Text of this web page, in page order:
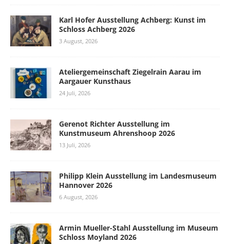
Karl Hofer Ausstellung Achberg: Kunst im
Schloss Achberg 2026
3 August, 2026
Ateliergemeinschaft Ziegelrain Aarau im
Aargauer Kunsthaus
24 Juli, 2026
Gerenot Richter Ausstellung im
Kunstmuseum Ahrenshoop 2026
13 Juli, 2026
Philipp Klein Ausstellung im Landesmuseum
Hannover 2026
6 August, 2026
Armin Mueller-Stahl Ausstellung im Museum
Schloss Moyland 2026